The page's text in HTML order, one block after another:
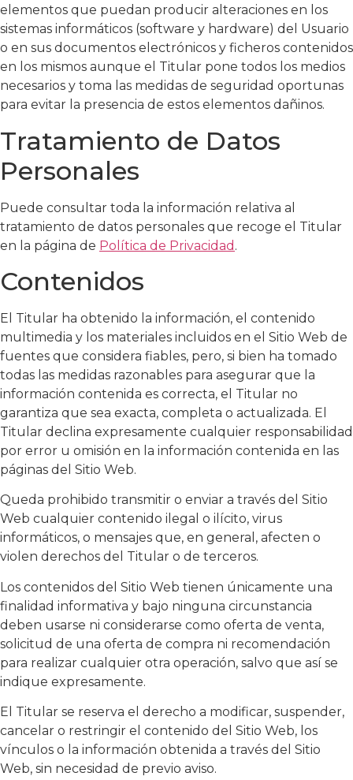
elementos que puedan producir alteraciones en los
sistemas informáticos (software y hardware) del Usuario
o en sus documentos electrónicos y ficheros contenidos
en los mismos aunque el Titular pone todos los medios
necesarios y toma las medidas de seguridad oportunas
para evitar la presencia de estos elementos dañinos.
Tratamiento de Datos
Personales
Puede consultar toda la información relativa al
tratamiento de datos personales que recoge el Titular
en la página de Política de Privacidad .
Contenidos
El Titular ha obtenido la información, el contenido
multimedia y los materiales incluidos en el Sitio Web de
fuentes que considera fiables, pero, si bien ha tomado
todas las medidas razonables para asegurar que la
información contenida es correcta, el Titular no
garantiza que sea exacta, completa o actualizada. El
Titular declina expresamente cualquier responsabilidad
por error u omisión en la información contenida en las
páginas del Sitio Web.
Queda prohibido transmitir o enviar a través del Sitio
Web cualquier contenido ilegal o ilícito, virus
informáticos, o mensajes que, en general, afecten o
violen derechos del Titular o de terceros.
Los contenidos del Sitio Web tienen únicamente una
finalidad informativa y bajo ninguna circunstancia
deben usarse ni considerarse como oferta de venta,
solicitud de una oferta de compra ni recomendación
para realizar cualquier otra operación, salvo que así se
indique expresamente.
El Titular se reserva el derecho a modificar, suspender,
cancelar o restringir el contenido del Sitio Web, los
vínculos o la información obtenida a través del Sitio
Web, sin necesidad de previo aviso.